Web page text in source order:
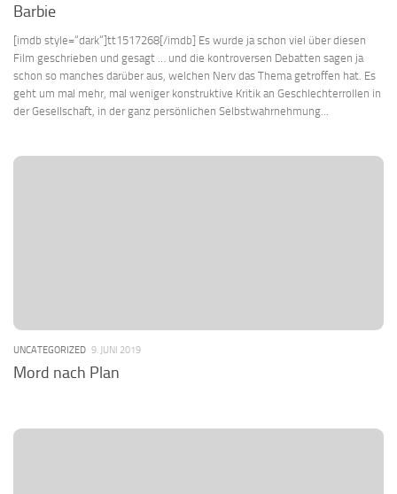
Barbie
[imdb style=“dark“]tt1517268[/imdb] Es wurde ja schon viel über diesen
Film geschrieben und gesagt … und die kontroversen Debatten sagen ja
schon so manches darüber aus, welchen Nerv das Thema getroffen hat. Es
geht um mal mehr, mal weniger konstruktive Kritik an Geschlechterrollen in
der Gesellschaft, in der ganz persönlichen Selbstwahrnehmung...
UNCATEGORIZED 9. JUNI 2019
Mord nach Plan